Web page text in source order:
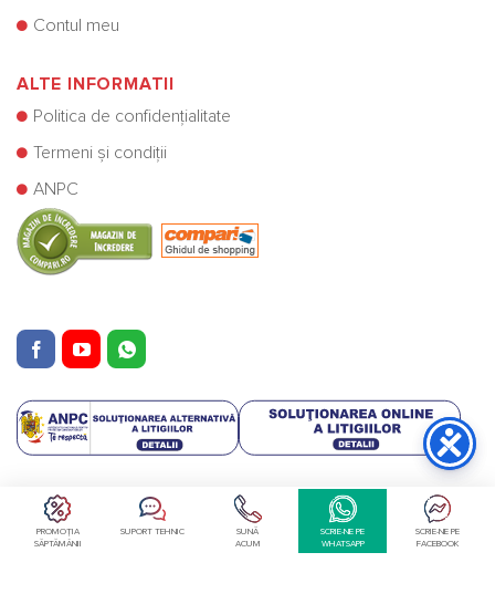
Contul meu
ALTE INFORMATII
Politica de confidențialitate
Termeni și condiții
ANPC
PROMOȚIA
SĂPTĂMÂNII
SUPORT TEHNIC
SUNĂ
ACUM
SCRIE-NE PE
WHATSAPP
SCRIE-NE PE
FACEBOOK
Copyright © Cazane Centrale SRL 2025